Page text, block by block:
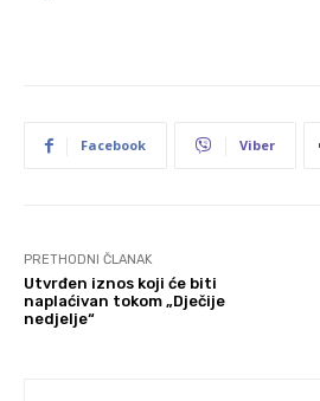
Facebook Viber
PRETHODNI ČLANAK
Utvrđen iznos koji će biti
naplaćivan tokom „Dječije
nedjelje“